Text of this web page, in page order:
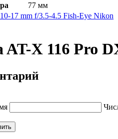
77 мм
17 mm f/3.5-4.5 Fish-Eye Nikon
AT-X 116 Pro